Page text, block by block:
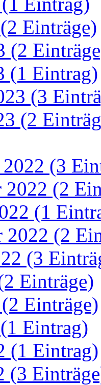
Einträge)
(2
(1 Eintrag)
(3
(2
2022 (3
2022 (2
(1
2022 (2
(3
Einträge)
Einträge)
Eintrag)
(1 Eintrag)
(3